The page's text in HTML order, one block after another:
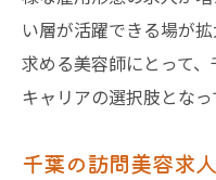
い層が活躍できる場が
求める美容師にとって
キャリアの選択肢となっ
千葉の訪問美容求